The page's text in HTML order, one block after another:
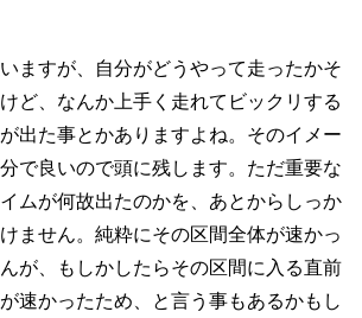
ますが、自分がどうやって走ったかそ
ど、なんか上手く走れてビックリする
出た事とかありますよね。そのイメー
で良いので頭に残します。ただ重要な
ムが何故出たのかを、あとからしっか
ません。純粋にその区間全体が速かっ
が、もしかしたらその区間に入る直前
速かったため、と言う事もあるかもし